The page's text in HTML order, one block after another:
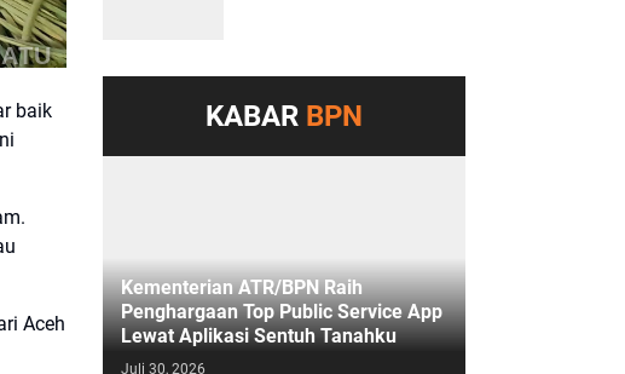
baik
Aceh
KABAR BPN
Kementerian ATR/BPN Raih
Penghargaan Top Public Service App
Lewat Aplikasi Sentuh Tanahku
Juli 30, 2026